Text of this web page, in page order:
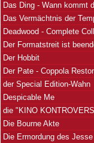
Das Ding - Wann kommt
Das Vermächtnis der
Deadwood - Complete
Der Formatstreit ist
Der Hobbit
Der Pate - Coppola
der Special Edition-Wahn
Despicable Me
die "KINO
Die Bourne Akte
Die Ermordung des